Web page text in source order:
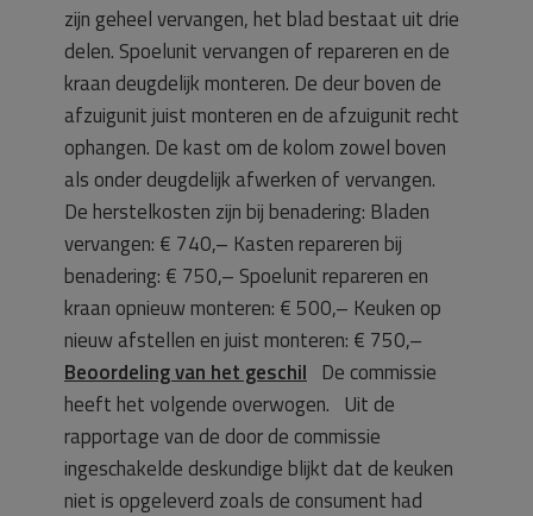
zijn geheel vervangen, het blad bestaat uit drie
delen. Spoelunit vervangen of repareren en de
kraan deugdelijk monteren. De deur boven de
afzuigunit juist monteren en de afzuigunit recht
ophangen. De kast om de kolom zowel boven
als onder deugdelijk afwerken of vervangen.
De herstelkosten zijn bij benadering: Bladen
vervangen: € 740,– Kasten repareren bij
benadering: € 750,– Spoelunit repareren en
kraan opnieuw monteren: € 500,– Keuken op
nieuw afstellen en juist monteren: € 750,–
Beoordeling van het geschil De commissie
heeft het volgende overwogen. Uit de
rapportage van de door de commissie
ingeschakelde deskundige blijkt dat de keuken
niet is opgeleverd zoals de consument had